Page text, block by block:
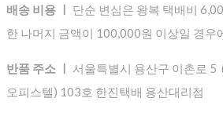
배송 비용 ㅣ
단순 변심은 왕복 택배비
한 나머지 금액이 100,000원 이상일 경우
반품 주소 ㅣ 서울특별시 용산구 이촌로 5
오피스텔) 103호 한진택배 용산대리점